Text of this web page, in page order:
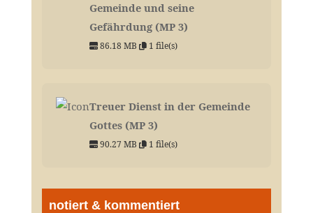
Gemeinde und seine
Gefährdung (MP 3)
86.18 MB 1 file(s)
Treuer Dienst in der Gemeinde
Gottes (MP 3)
90.27 MB 1 file(s)
notiert & kommentiert